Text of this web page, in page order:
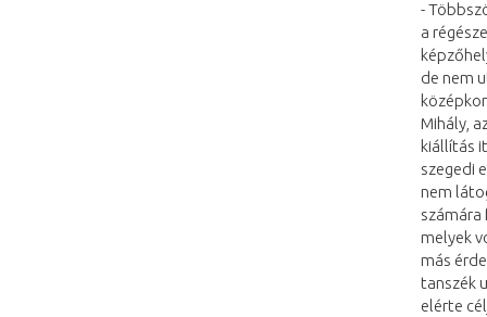
-
a
de nem
Mihály,
kiállítás
szegedi
nem
melyek
más
tanszék
elérte